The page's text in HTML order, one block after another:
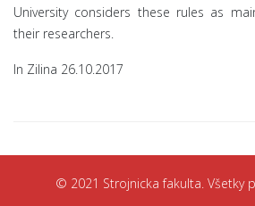
University considers these rules as
their researchers.
In Zilina 26.10.2017
© 2021 Strojnicka fakulta. Všetky